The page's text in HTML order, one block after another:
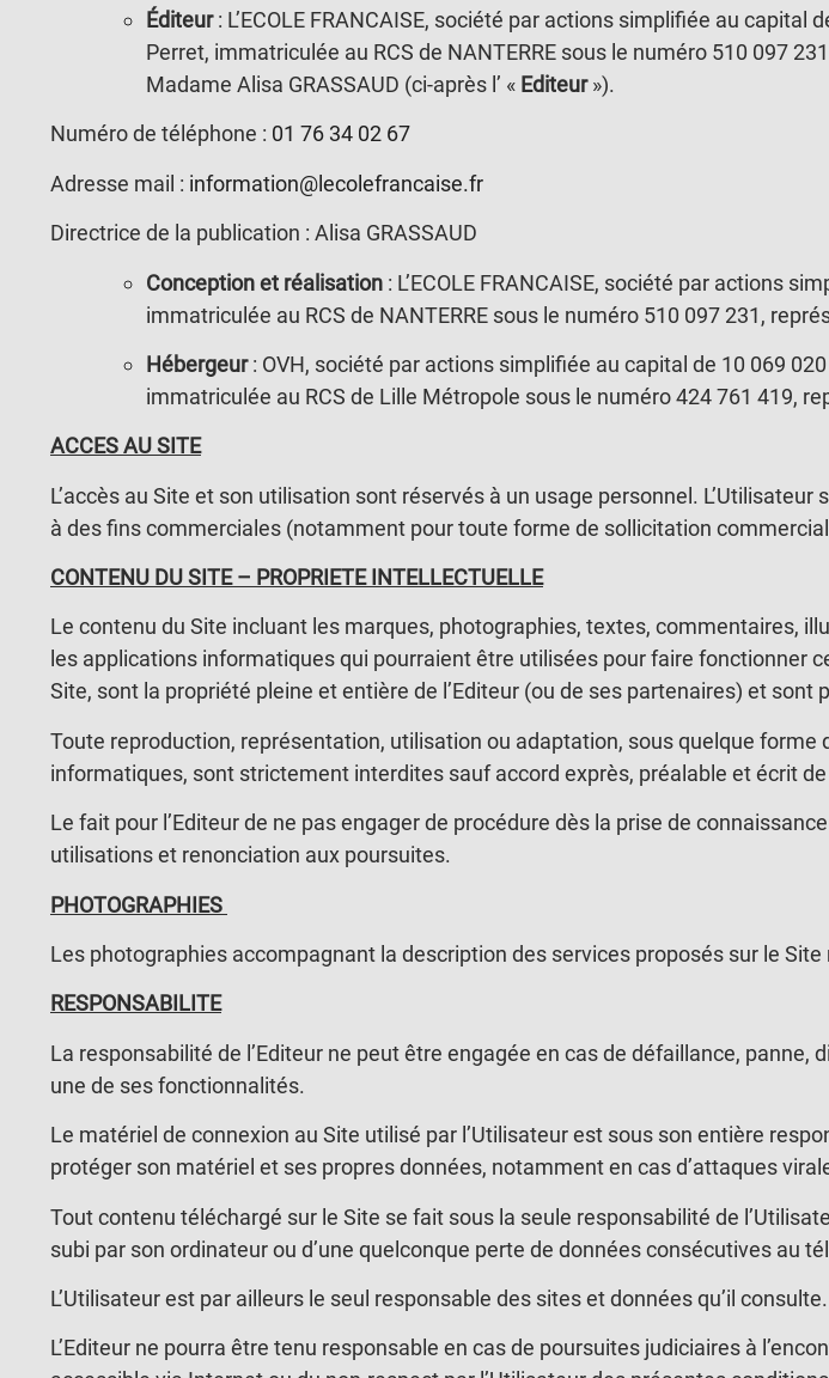
Éditeur: L’ECOLE FRANCAISE, société par actions simplifiée au
Perret, immatriculée au RCS de NANTERRE sous le numéro 510 097
Madame Alisa GRASSAUD (ci-après l’ « Editeur»).
Numéro de téléphone : 01 76 34 02 67
Adresse mail : information@lecolefrancaise.fr
Directrice de la publication : Alisa GRASSAUD
Conception et réalisation : L’ECOLE FRANCAISE, société par actions
immatriculée au RCS de NANTERRE sous le numéro 510 097 231,
Hébergeur: OVH, société par actions simplifiée au capital de 10 069
immatriculée au RCS de Lille Métropole sous le numéro 424 761 419,
ACCES AU SITE
L’accès au Site et son utilisation sont réservés à un usage personnel.
à des fins commerciales (notamment pour toute forme de sollicitation
CONTENU DU SITE – PROPRIETE INTELLECTUELLE
Le contenu du Site incluant les marques, photographies, textes, commentaires,
les applications informatiques qui pourraient être utilisées pour faire fonctionner
Site, sont la propriété pleine et entière de l’Editeur (ou de ses partenaires) et
Toute reproduction, représentation, utilisation ou adaptation, sous quelque
informatiques, sont strictement interdites sauf accord exprès, préalable et écrit de
Le fait pour l’Editeur de ne pas engager de procédure dès la prise de
utilisations et renonciation aux poursuites.
PHOTOGRAPHIES
Les photographies accompagnant la description des services proposés sur le Site
RESPONSABILITE
La responsabilité de l’Editeur ne peut être engagée en cas de défaillance,
une de ses fonctionnalités.
Le matériel de connexion au Site utilisé par l’Utilisateur est sous son entière
protéger son matériel et ses propres données, notamment en cas d’attaques
Tout contenu téléchargé sur le Site se fait sous la seule responsabilité de
subi par son ordinateur ou d’une quelconque perte de données consécutives au
L’Utilisateur est par ailleurs le seul responsable des sites et données qu’il consulte.
L’Editeur ne pourra être tenu responsable en cas de poursuites judiciaires à